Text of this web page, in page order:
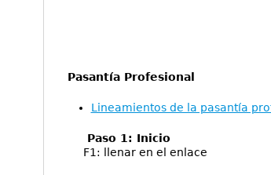
Pasantía Profesional
Lineamientos de la pasantía
Paso 1: Inicio
F1: llenar en el enlace